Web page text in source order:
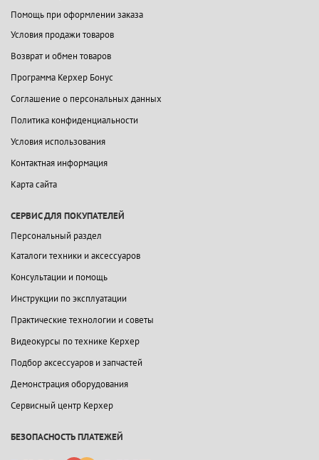
Помощь при оформлении заказа
Условия продажи товаров
Возврат и обмен товаров
Программа Керхер Бонус
Соглашение о персональных данных
Политика конфиденциальности
Условия использования
Контактная информация
Карта сайта
СЕРВИС ДЛЯ ПОКУПАТЕЛЕЙ
Персональный раздел
Каталоги техники и аксессуаров
Консультации и помощь
Инструкции по эксплуатации
Практические технологии и советы
Видеокурсы по технике Керхер
Подбор аксессуаров и запчастей
Демонстрация оборудования
Сервисный центр Керхер
БЕЗОПАСНОСТЬ ПЛАТЕЖЕЙ